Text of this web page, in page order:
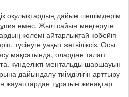
оқулықтардың дайын шешімдерім
емес. Жыл сайын меңгеруге
көлемі айтарлықтай көбейіп
түсінуге уақыт жеткіліксіз. Осы
мақсатында, олардан талап
күнделікті ментальды шаршауын
дайындалу тиімділігін арттыру
тұратын жинақтар